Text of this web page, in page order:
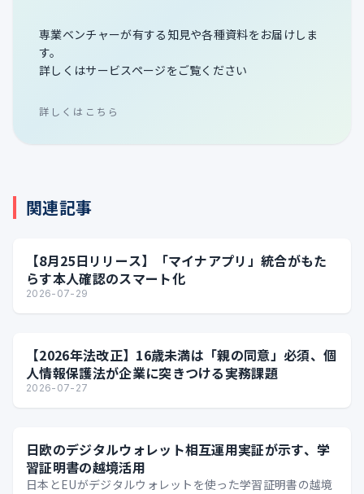
専業ベンチャーが有する知見や各種資料をお届けしま
す。
詳しくはサービスページをご覧ください
詳しくはこちら
関連記事
【8月25日リリース】「マイナアプリ」統合がもた
らす本人確認のスマート化
2026-07-29
【2026年法改正】16歳未満は「親の同意」必須、個
人情報保護法が企業に突きつける実務課題
2026-07-27
日欧のデジタルウォレット相互運用実証が示す、学
習証明書の越境活用
日本とEUがデジタルウォレットを使った学習証明書の越境